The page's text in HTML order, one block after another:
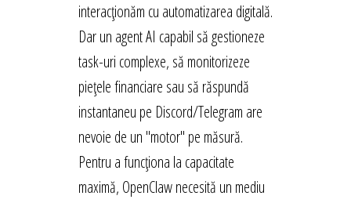
interacționăm cu automatizarea digitală.
Dar un agent AI capabil să gestioneze
task-uri complexe, să monitorizeze
piețele financiare sau să răspundă
instantaneu pe Discord/Telegram are
nevoie de un "motor" pe măsură.
Pentru a funcționa la capacitate
maximă, OpenClaw necesită un mediu